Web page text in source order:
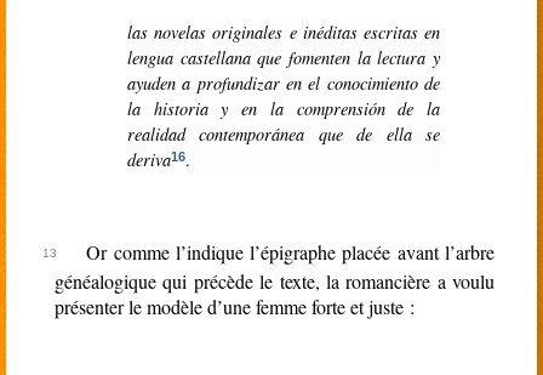
las novelas originales e inéditas escritas en
lengua castellana que fomenten la lectura y
ayuden a profundizar en el conocimiento de
la historia y en la comprensión de la
realidad contemporánea que de ella se
deriva16.
Or comme l’indique l’épigraphe placée avant l’arbre
généalogique qui précède le texte, la romancière a voulu
présenter le modèle d’une femme forte et juste :